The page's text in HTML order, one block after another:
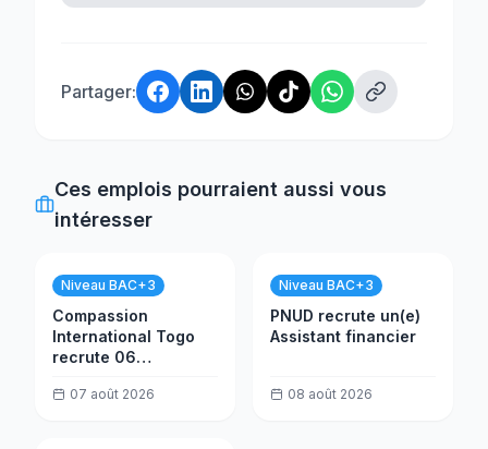
Partager:
Ces emplois pourraient aussi vous
intéresser
Niveau BAC+3
Compassion
International Togo
recrute 06
formateurs
07 août 2026
Niveau BAC+3
PNUD recrute un(e)
Assistant financier
08 août 2026